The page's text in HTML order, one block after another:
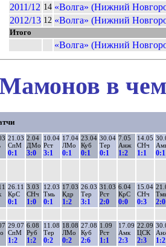
2011/12 14 «Волга» (Нижний
2012/13 12 «Волга» (Нижний
Итого
«Волга» (Нижний
в
21.03
СпМ
0:1
2.04
ДМо
3:0
10.04
Рст
3:1
17.04
ЛМо
0:1
23.04
Куб
0:1
30.04
Тер
0:1
7.05
Анж
1:2
14.05
СНч
1:1 0:1
26.11
КрС
0:1
3.03
СНч
1:0
12.03
Тмь
0:1
17.03
Кдр
1:2
26.03
Тер
3:1
31.03
Рст
2:0
6.04
КрС
0:0
15.04
СНч
0:3 2:0
29.07
СпМ
1:2
6.08
Руб
1:2
11.08
Тер
0:2
18.08
ЛМо
0:2
27.08
Куб
2:6
1.09
Рст
1:1
17.09
Амк
2:3
22.09
ЦСК
2:3 1:2